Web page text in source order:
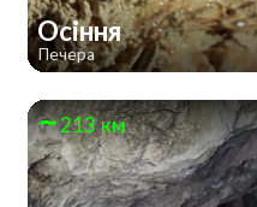
Осіння
Печера
213 км